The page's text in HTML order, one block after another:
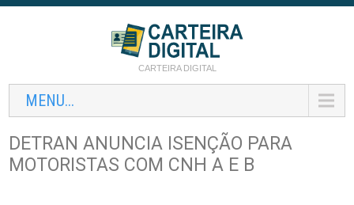
CARTEIRA DIGITAL
MENU...
DETRAN ANUNCIA ISENÇÃO PARA
MOTORISTAS COM CNH A E B